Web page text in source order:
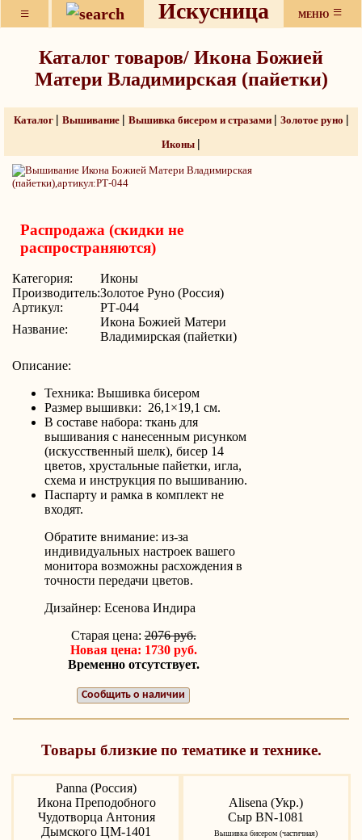
≡ Искусница МЕНЮ ≡
Каталог товаров/ Икона Божией
Матери Владимирская (пайетки)
Каталог | Вышивание | Вышивка бисером и стразами | Золотое руно |
Иконы |
Распродажа (скидки не
распространяются)
Категория:
Иконы
Производитель:Золотое Руно (Россия)
Артикул:
РТ-044
Название:
Икона Божией Матери
Владимирская (пайетки)
Описание:
Техника: Вышивка бисером
Размер вышивки: 26,1×19,1 см.
В составе набора: ткань для
вышивания с нанесенным рисунком
(искусственный шелк), бисер 14
цветов, хрустальные пайетки, игла,
схема и инструкция по вышиванию.
Паспарту и рамка в комплект не
входят.
Обратите внимание: из-за
индивидуальных настроек вашего
монитора возможны расхождения в
точности передачи цветов.
Дизайнер: Есенова Индира
Старая цена:2076 руб.
Новая цена: 1730 руб.
Временно отсутствует.
Сообщить о наличии
Товары близкие по тематике и технике.
Panna (Россия)
Икона Преподобного
Чудотворца Антония
Дымского ЦМ-1401
Alisena (Укр.)
Сыр BN-1081
Вышивка бисером (частичная)